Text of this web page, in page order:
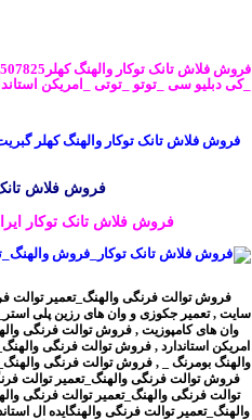
_کی دبلیو سی _توتو _توتی _امریکن
فروش فلاش تانک توکار والهنگ کهلر
فروش فلاش تانک
فروش فلاش تانک توکار
فروش توالت فرنگی والهنگ_تعمیر توالت
سایت ,تعمیر جکوزی و وان های رزین پلی
وان های کامپوزیت , فروش توالت فرنگی
امریکن استاندارد ,فروش توالت فرنگی
والهنگ بومرنگ _
, فروش توالت فرنگی
فروش توالت فرنگی والهنگ_تعمیر توالت
توالت فرنگی والهنگ_تعمیر توالت فرنگی
والهنگ_تعمیر توالت فرنگی والهنگایده ال